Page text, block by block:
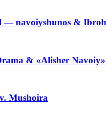
navoiyshunos &
& «Alisher
Mushoira